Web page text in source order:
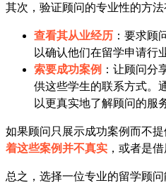
其次，验证顾问的专业性的方法
查看其从业经历 ：要求顾
以确认他们在留学申请行
索要成功案例 ：让顾问分
供这些学生的联系方式。
以更真实地了解顾问的服
如果顾问只展示成功案例而不提
着这些案例并不真实 ，或者是
总之，选择一位专业的留学顾